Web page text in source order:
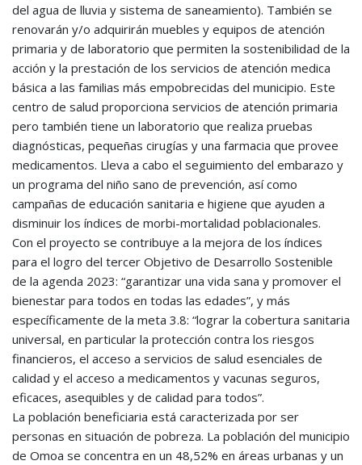
del agua de lluvia y sistema de saneamiento). También se
renovarán y/o adquirirán muebles y equipos de atención
primaria y de laboratorio que permiten la sostenibilidad de la
acción y la prestación de los servicios de atención medica
básica a las familias más empobrecidas del municipio. Este
centro de salud proporciona servicios de atención primaria
pero también tiene un laboratorio que realiza pruebas
diagnósticas, pequeñas cirugías y una farmacia que provee
medicamentos. Lleva a cabo el seguimiento del embarazo y
un programa del niño sano de prevención, así como
campañas de educación sanitaria e higiene que ayuden a
disminuir los índices de morbi-mortalidad poblacionales.
Con el proyecto se contribuye a la mejora de los índices
para el logro del tercer Objetivo de Desarrollo Sostenible
de la agenda 2023: “garantizar una vida sana y promover el
bienestar para todos en todas las edades”, y más
específicamente de la meta 3.8: “lograr la cobertura sanitaria
universal, en particular la protección contra los riesgos
financieros, el acceso a servicios de salud esenciales de
calidad y el acceso a medicamentos y vacunas seguros,
eficaces, asequibles y de calidad para todos”.
La población beneficiaria está caracterizada por ser
personas en situación de pobreza. La población del municipio
de Omoa se concentra en un 48,52% en áreas urbanas y un